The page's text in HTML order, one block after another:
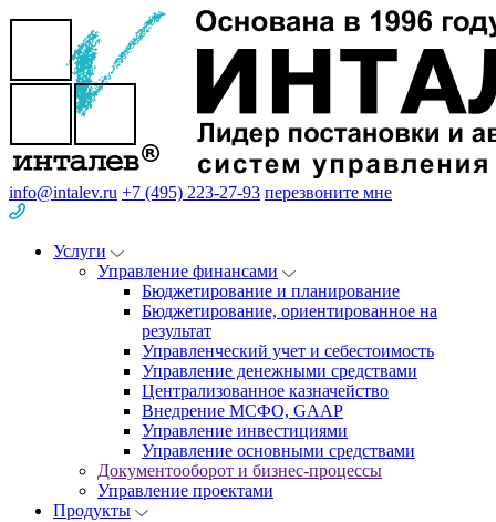
info@intalev.ru +7 (495) 223-27-93 перезвоните мне
Услуги
Управление финансами
Бюджетирование и планирование
Бюджетирование, ориентированное на
результат
Управленческий учет и себестоимость
Управление денежными средствами
Централизованное казначейство
Внедрение МСФО, GAAP
Управление инвестициями
Управление основными средствами
Документооборот и бизнес-процессы
Управление проектами
Продукты